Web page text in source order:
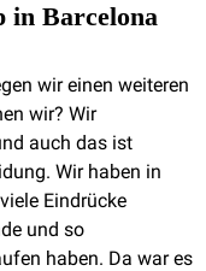
in Barcelona
wir einen weiteren
wir? Wir
auch das ist
Wir haben in
Eindrücke
und so
haben. Da war es